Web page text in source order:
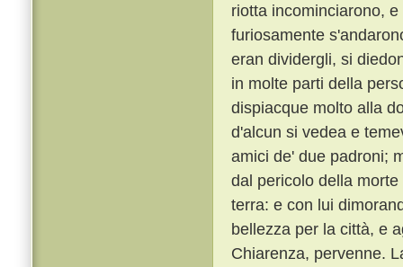
riotta incominciarono,
furiosamente
eran dividergli, si
in molte parti della
dispiacque molto alla
d'alcun si vedea e
amici de' due padroni;
dal pericolo della
terra: e con lui
bellezza per la città, e
Chiarenza, pervenne.